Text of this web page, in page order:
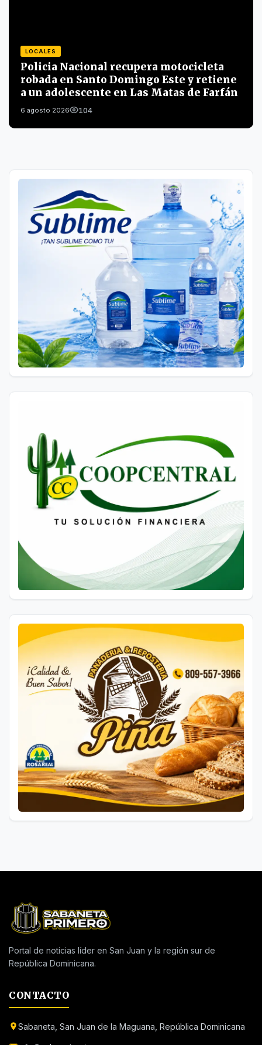
LOCALES
Policia Nacional recupera motocicleta
robada en Santo Domingo Este y retiene
a un adolescente en Las Matas de Farfán
6 agosto 2026 104
Portal de noticias líder en San Juan y la región sur de
República Dominicana.
CONTACTO
Sabaneta, San Juan de la Maguana, República Dominicana